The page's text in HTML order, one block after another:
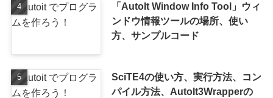
「AutoIt Window Info Tool」ウィ
ンドウ情報ツールの場所、使い
方、サンプルコード
SciTE4の使い方、実行方法、コン
パイル方法、AutoIt3Wrapperの